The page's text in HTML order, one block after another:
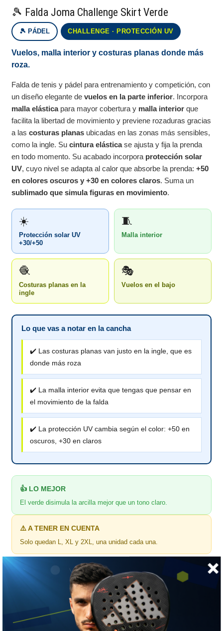
🎾 Falda Joma Challenge Skirt Verde
🎾 PÁDEL CHALLENGE · PROTECCIÓN UV
Vuelos, malla interior y costuras planas donde más
roza.
Falda de tenis y pádel para entrenamiento y competición, con
un diseño elegante devuelos en la parte inferior. Incorpora
malla elásticapara mayor cobertura y malla interior que
facilita la libertad de movimiento y previene rozaduras gracias
a lascosturas planas ubicadas en las zonas más sensibles,
como la ingle. Sucintura elásticase ajusta y fija la prenda
en todo momento. Su acabado incorpora protección solar
UV, cuyo nivel se adapta al calor que absorbe la prenda:+50
en colores oscuros y +30 en colores claros. Suma un
sublimado que simula figuras en movimiento.
☀️
Protección solar UV
+30/+50
🧵
Malla interior
🧶
Costuras planas en la
ingle
🎭
Vuelos en el bajo
Lo que vas a notar en la cancha
✔️ Las costuras planas van justo en la ingle, que es
donde más roza
✔️ La malla interior evita que tengas que pensar en
el movimiento de la falda
✔️ La protección UV cambia según el color: +50 en
oscuros, +30 en claros
👍 LO MEJOR
El verde disimula la arcilla mejor que un tono claro.
⚠️ A TENER EN CUENTA
Solo quedan L, XL y 2XL, una unidad cada una.
🎯 ¿Para quién es?
Para la que compite con falda y sufre rozaduras en partidos
📏 GUÍA DE TALLAS